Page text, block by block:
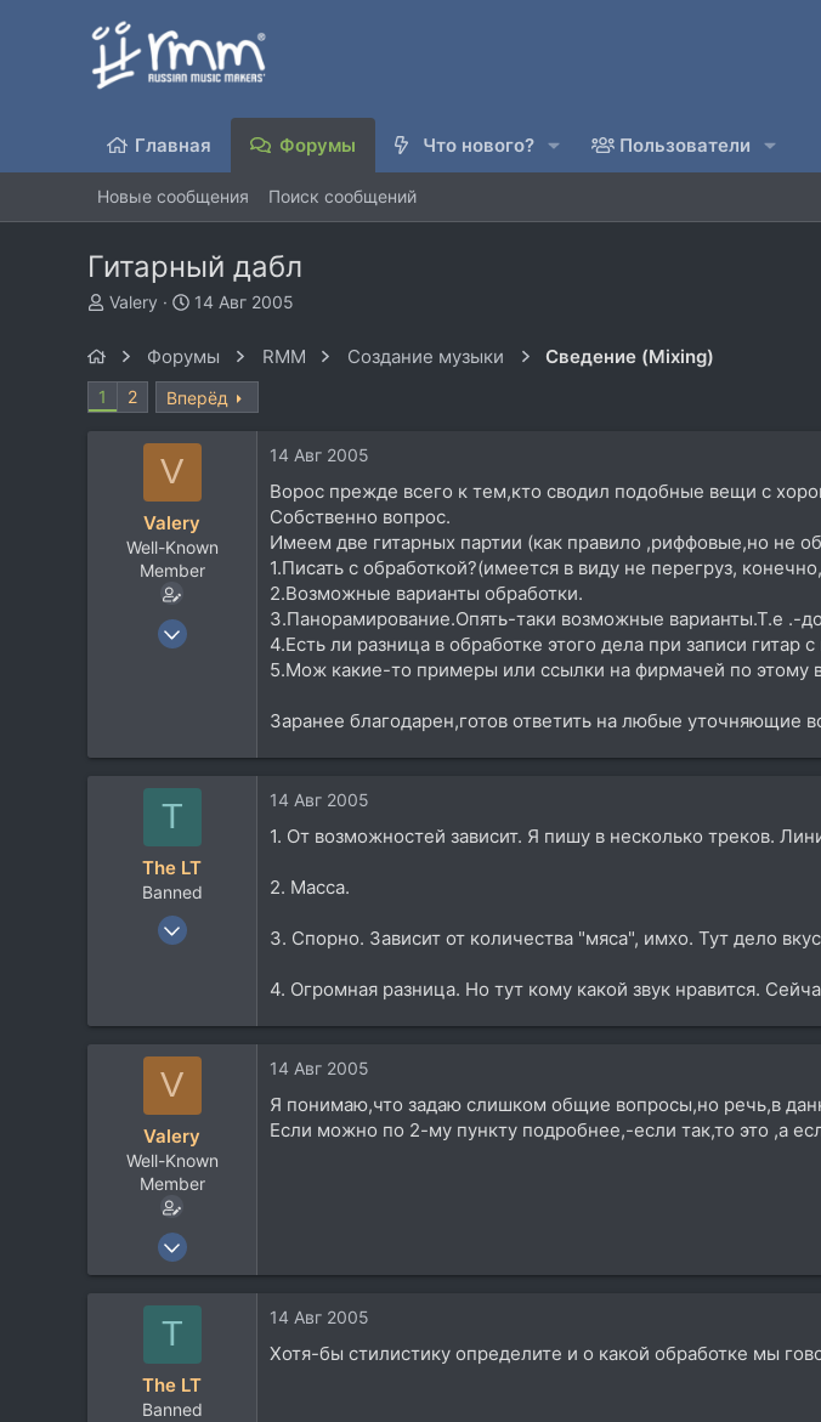
Главная Форумы Что нового? Пользователи
Новые сообщения Поиск сообщений
Гитарный дабл
А
т
Valery
Д
а
н
а
ч
а
14 Авг 2005
Форумы RMM Создание музыки Сведение (Mixing)
1 2 Вперёд
V
Valery
Well-Known
Member
2 Окт 2004
14 Авг 2005
Ворос прежде всего к тем,кто сводил подобные вещи с
Собственно вопрос.
Имеем две гитарных партии (как правило ,риффовые,но не
1.Писать с обработкой?(имеется в виду не перегруз,
2.Возможные варианты обработки.
3.Панорамирование.Опять-таки возможные варианты.Т.е .-
4.Есть ли разница в обработке этого дела при записи гитар
5.Мож какие-то примеры или ссылки на фирмачей по этому
Заранее благодарен,готов ответить на любые уточняющие
T
The LT
Banned
22 Июл 2005
44
lt.internets.ru
14 Авг 2005
1. От возможностей зависит. Я пишу в несколько треков.
2. Масса.
3. Спорно. Зависит от количества "мяса", имхо. Тут дело
4. Огромная разница. Но тут кому какой звук нравится.
V
Valery
Well-Known
Member
2 Окт 2004
14 Авг 2005
Я понимаю,что задаю слишком общие вопросы,но речь,в
Если можно по 2-му пункту подробнее,-если так,то это ,а
T
The LT
Banned
14 Авг 2005
Хотя-бы стилистику определите и о какой обработке мы